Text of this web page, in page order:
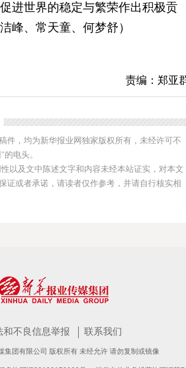
进世界的稳定与繁荣作出积极贡
峰、常天童、何梦舒）
责编：郑亚
件，均为新华报业网独家版权所有，未经许可不
电头。
以及文中陈述文字和内容未经本站证实，对本文
证或者承诺，请读者仅作参考，并请自行核实相
和不良信息举报 联系我们
集团有限公司 版权所有 未经允许 请勿复制或镜像